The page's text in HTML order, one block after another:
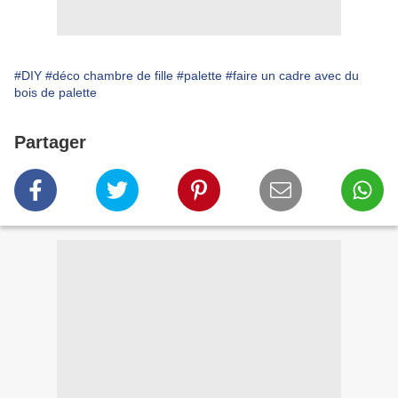
#DIY #déco chambre de fille #palette #faire un cadre avec du
bois de palette
Partager